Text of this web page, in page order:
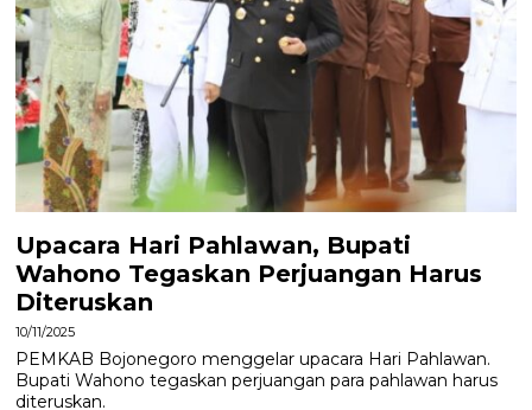
Upacara Hari Pahlawan, Bupati
Wahono Tegaskan Perjuangan Harus
Diteruskan
10/11/2025
PEMKAB Bojonegoro menggelar upacara Hari Pahlawan.
Bupati Wahono tegaskan perjuangan para pahlawan harus
diteruskan.